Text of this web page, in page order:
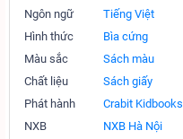
Ngôn ngữ
Tiếng Việt
Hình thức
Bìa cứng
Màu sắc
Sách màu
Chất liệu
Sách giấy
Phát hành
Crabit Kidbooks
NXB
NXB Hà Nội